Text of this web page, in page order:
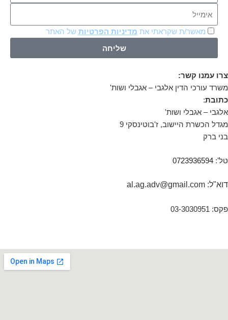
מאשר/ת שקראתי את מדיניות הפרטיות של האתר
שליחה
צרו עמנו קשר:
משרד עורכי הדין אלגבי – אגבלי ושות'
כתובת:
אלגבי – אגבלי ושות'
מגדל הכשרת היישוב, ז'בוטינסקי 9
בני ברק
טל': 0723936594
דוא"ל: al.ag.adv@gmail.com
פקס: 03-3030951